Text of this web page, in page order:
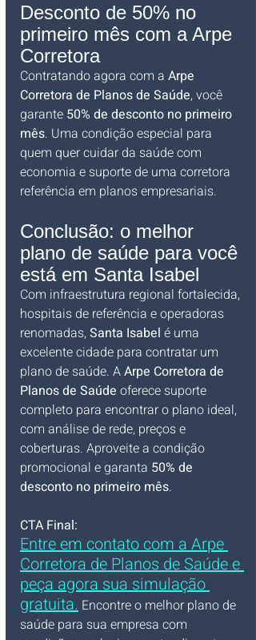
Desconto de 50% no
primeiro mês com a Arpe
Corretora
Contratando agora com a Arpe
Corretora de Planos de Saúde, você
garante 50% de desconto no primeiro
mês. Uma condição especial para
quem quer cuidar da saúde com
economia e suporte de uma corretora
referência em planos empresariais.
Conclusão: o melhor
plano de saúde para você
está em Santa Isabel
Com infraestrutura regional fortalecida,
hospitais de referência e operadoras
renomadas, Santa Isabel é uma
excelente cidade para contratar um
plano de saúde. A Arpe Corretora de
Planos de Saúde oferece suporte
completo para encontrar o plano ideal,
com análise de rede, preços e
coberturas. Aproveite a condição
promocional e garanta 50% de
desconto no primeiro mês.
CTA Final:
Entre em contato com a Arpe
Corretora de Planos de Saúde e
peça agora sua simulação
gratuita. Encontre o melhor plano de
saúde para sua empresa com